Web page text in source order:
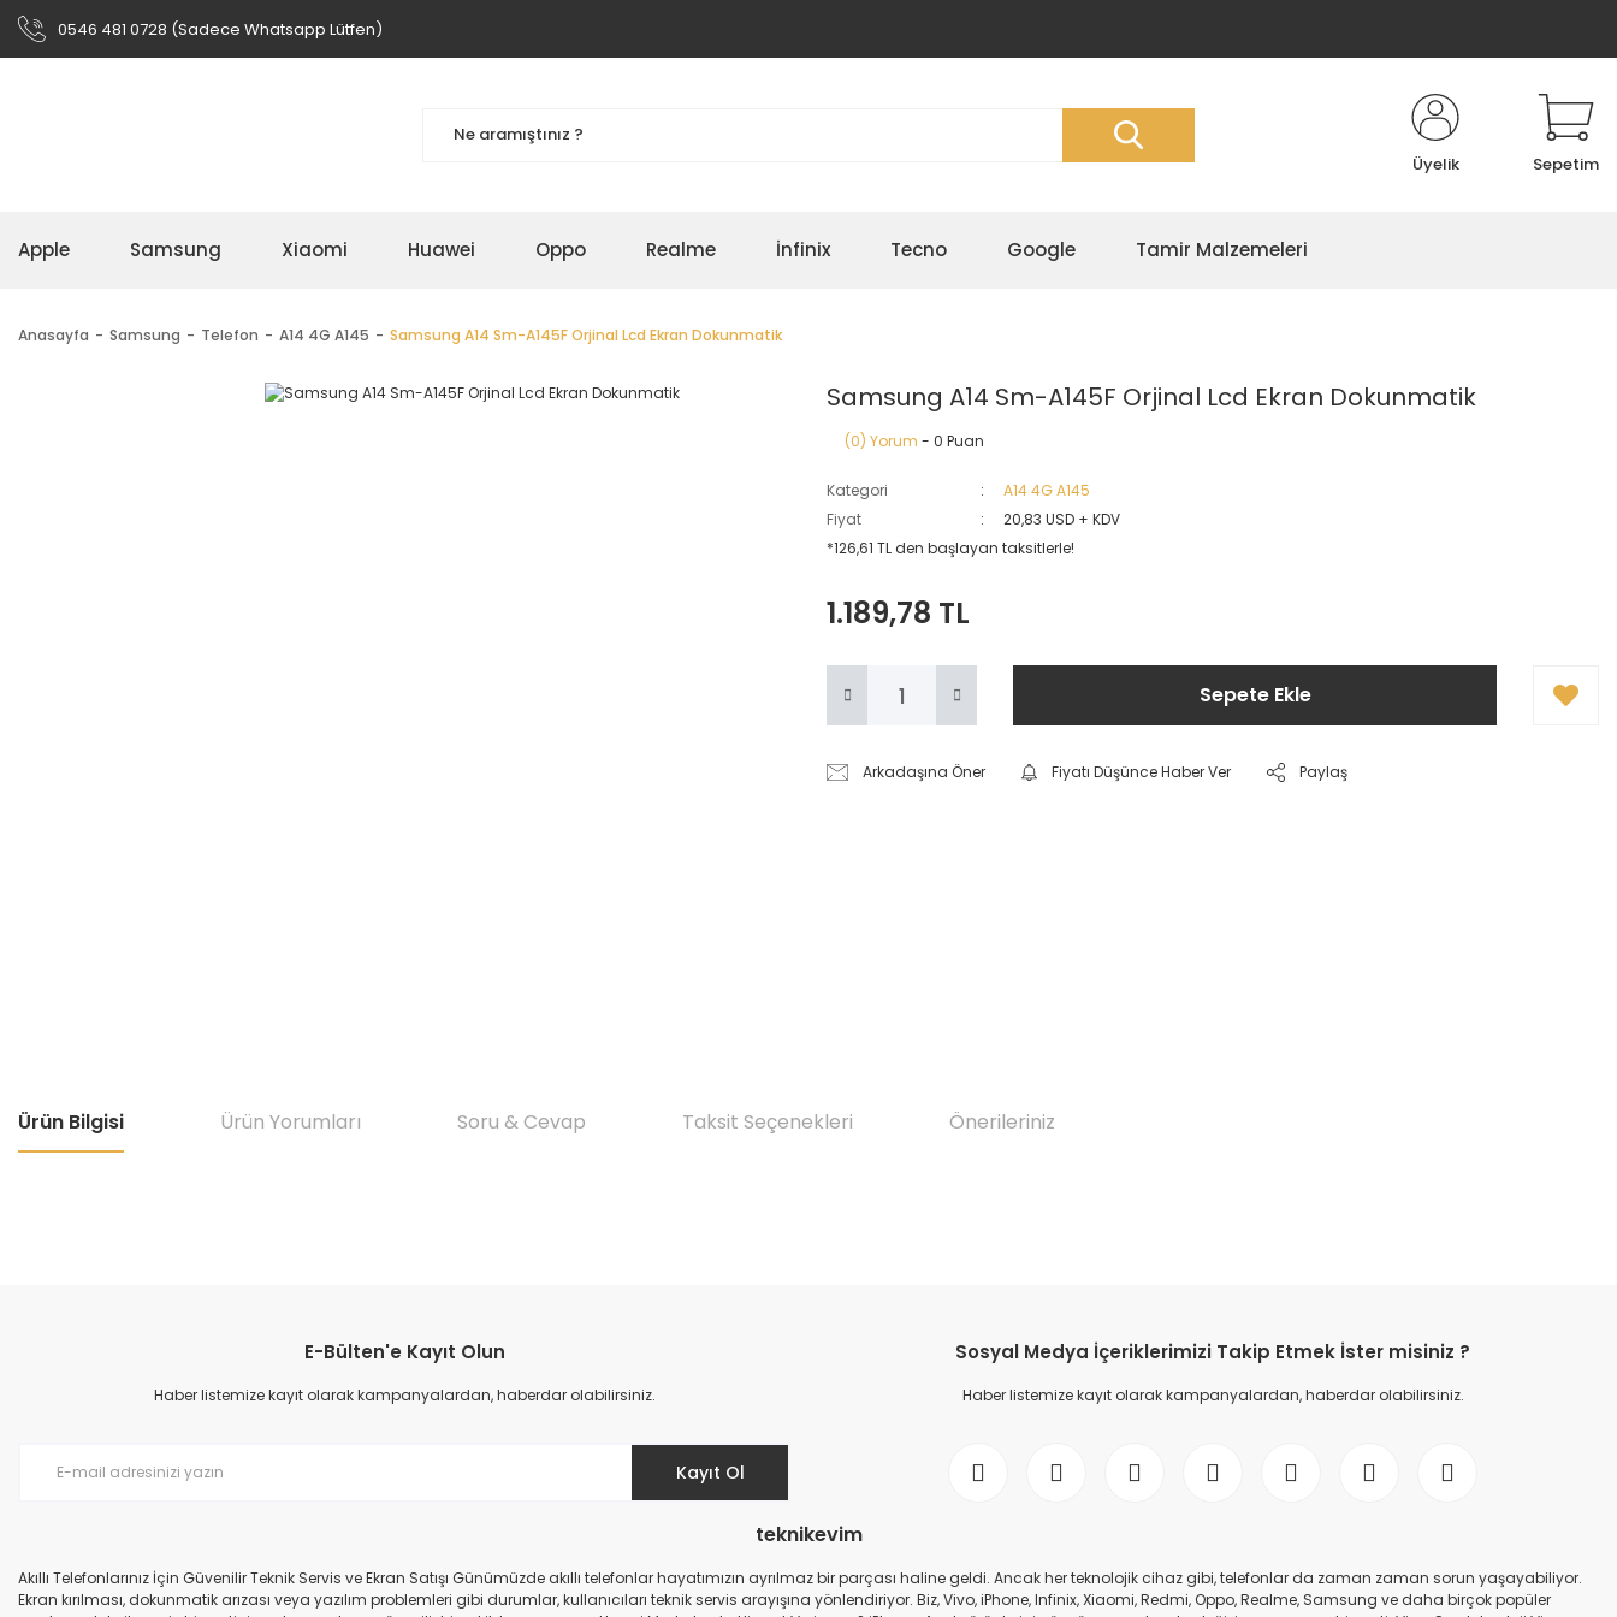
0546 481 0728 (Sadece Whatsapp Lütfen)
Üyelik Sepetim
Apple Samsung Xiaomi Huawei Oppo Realme İnfinix Tecno Google Tamir Malzemeleri
Anasayfa Samsung Telefon A14 4G A145 Samsung A14 Sm-A145F Orjinal Lcd Ekran Dokunmatik
Samsung A14 Sm-A145F Orjinal Lcd Ekran Dokunmatik
(0) Yorum - 0 Puan
Kategori
A14 4G A145
Fiyat
20,83 USD + KDV
*126,61 TL den başlayan taksitlerle!
1.189,78 TL
Sepete Ekle
Arkadaşına Öner Fiyatı Düşünce Haber Ver Paylaş
Ürün Bilgisi Ürün Yorumları Soru & Cevap Taksit Seçenekleri Önerileriniz
Ürün resmi kalitesiz, bozuk veya görüntülenemiyor.
Ürün açıklamasında eksik bilgiler bulunuyor.
E-Bülten'e Kayıt Olun
Haber listemize kayıt olarak kampanyalardan, haberdar olabilirsiniz.
Kayıt Ol
Sosyal Medya İçeriklerimizi Takip Etmek İster misiniz ?
Haber listemize kayıt olarak kampanyalardan, haberdar olabilirsiniz.
teknikevim
Akıllı Telefonlarınız İçin Güvenilir Teknik Servis ve Ekran Satışı Günümüzde akıllı telefonlar hayatımızın ayrılmaz bir parçası haline geldi. Ancak her teknolojik cihaz gibi, telefonlar da zaman zaman sorun yaşayabiliyor.
Ekran kırılması, dokunmatik arızası veya yazılım problemleri gibi durumlar, kullanıcıları teknik servis arayışına yönlendiriyor. Biz, Vivo, iPhone, Infinix, Xiaomi, Redmi, Oppo, Realme, Samsung ve daha birçok popüler